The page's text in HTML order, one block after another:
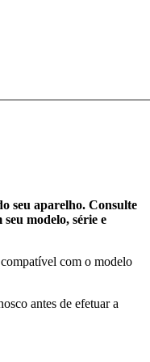
seu aparelho. Consulte
modelo, série e
com o modelo
antes de efetuar a